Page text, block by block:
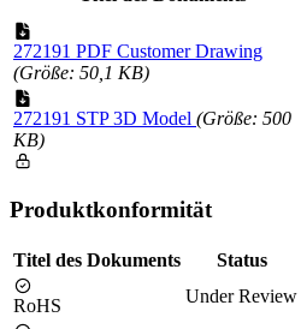
272191 PDF Customer Drawing
(Größe: 50,1 KB)
272191 STP 3D Model (Größe: 500
KB)
Produktkonformität
Titel des Dokuments Status
RoHS Under Review